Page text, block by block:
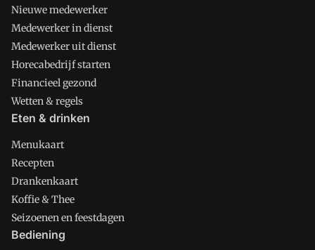
Nieuwe medewerker
Medewerker in dienst
Medewerker uit dienst
Horecabedrijf starten
Financieel gezond
Wetten & regels
Eten & drinken
Menukaart
Recepten
Drankenkaart
Koffie & Thee
Seizoenen en feestdagen
Bediening